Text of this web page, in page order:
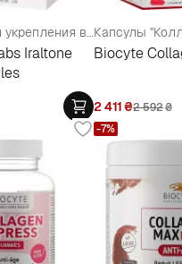
Капсулы для укрепления волос и ногтей
Iraltone
Biocyte
2 411₴2 592₴
-7%